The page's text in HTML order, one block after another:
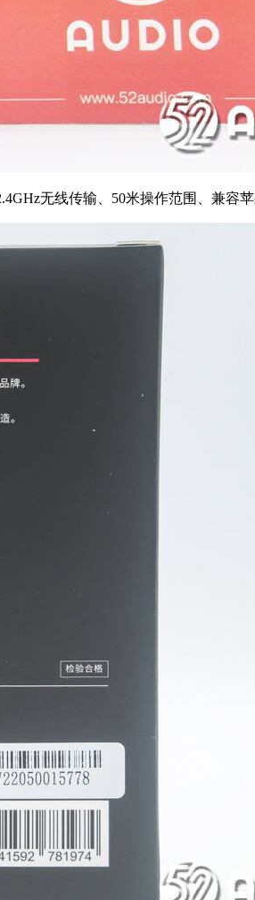
无线传输、50米操作范围、兼容